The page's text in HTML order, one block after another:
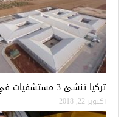
تركيا تنشئ 3 مستشفيات في مناطق درع الفرات بسوريا
أكتوبر 22, 2018